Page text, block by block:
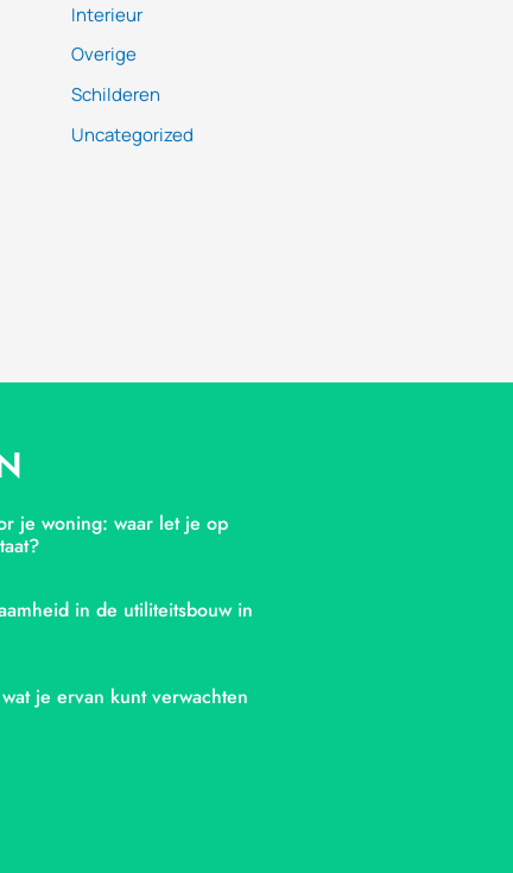
Interieur
Overige
Schilderen
Uncategorized
je woning: waar let je op
in de utiliteitsbouw in
je ervan kunt verwachten